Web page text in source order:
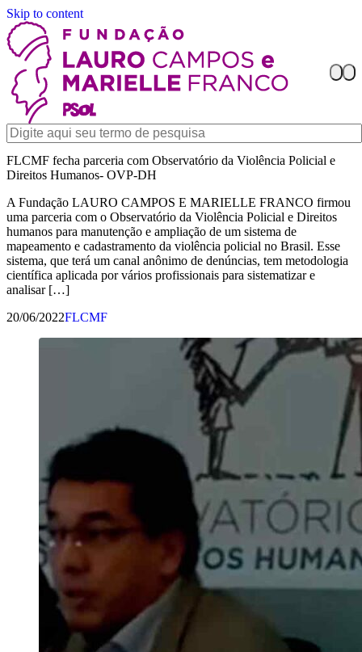
Skip to content
FLCMF fecha parceria com Observatório da Violência Policial e
Direitos Humanos- OVP-DH
A Fundação LAURO CAMPOS E MARIELLE FRANCO firmou
uma parceria com o Observatório da Violência Policial e Direitos
humanos para manutenção e ampliação de um sistema de
mapeamento e cadastramento da violência policial no Brasil. Esse
sistema, que terá um canal anônimo de denúncias, tem metodologia
científica aplicada por vários profissionais para sistematizar e
analisar […]
20/06/2022FLCMF